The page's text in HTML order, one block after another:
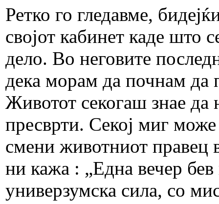
Ретко го гледавме,
својот кабинет каде што
дело. Во неговите
дека морам да почнам да
Животот секогаш знае да
пресврти. Секој миг
смени животниот правец
ни кажа : „Една вечер бев
универзумска сила, со